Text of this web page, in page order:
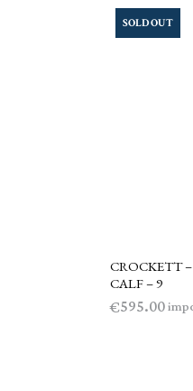
SOLD OUT
CROCKETT
CALF – 9
€595.00